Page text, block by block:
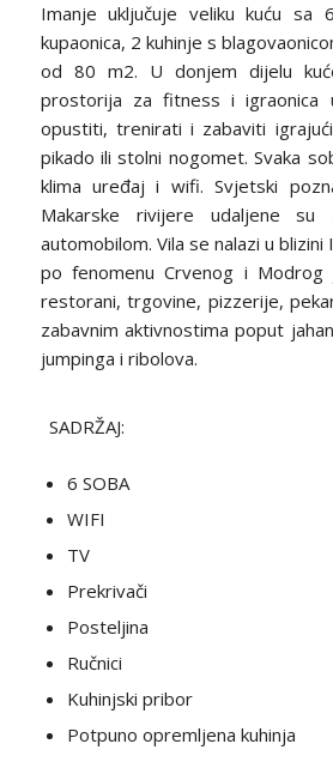
Imanje uključuje veliku kuću sa
kupaonica, 2 kuhinje s
od 80 m2. U donjem dijelu
prostorija za fitness i igraonica
opustiti, trenirati i zabaviti
pikado ili stolni nogomet. Svaka
klima uređaj i wifi. Svjetski
Makarske rivijere udaljene su
automobilom. Vila se nalazi u
po fenomenu Crvenog i Modrog
restorani, trgovine, pizzerije,
zabavnim aktivnostima poput
jumpinga i ribolova.
SADRŽAJ:
6 SOBA
WIFI
TV
Prekrivači
Posteljina
Ručnici
Kuhinjski pribor
Potpuno opremljena kuhinja